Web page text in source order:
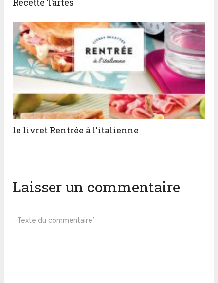
Recette Tartes
le livret Rentrée à l'italienne
Laisser un commentaire